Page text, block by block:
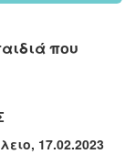
που
17.02.2023